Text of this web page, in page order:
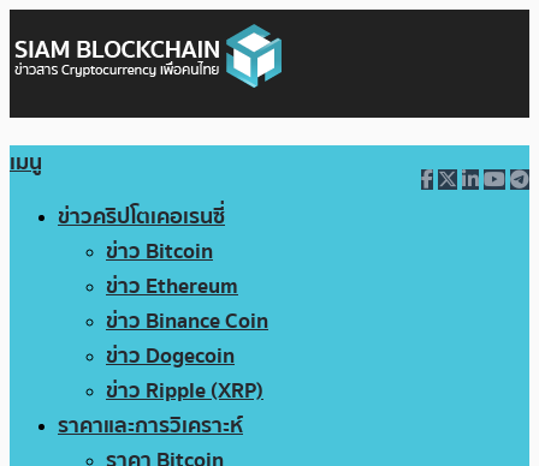
เมนู
ข่าวคริปโตเคอเรนซี่
ข่าว Bitcoin
ข่าว Ethereum
ข่าว Binance Coin
ข่าว Dogecoin
ข่าว Ripple (XRP)
ราคาและการวิเคราะห์